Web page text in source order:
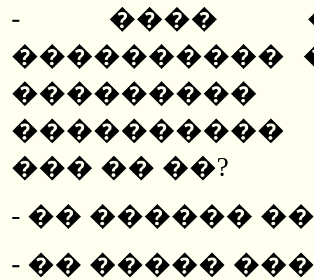
- ����
����������
��� �� ��?
- �� ������
- �� �����